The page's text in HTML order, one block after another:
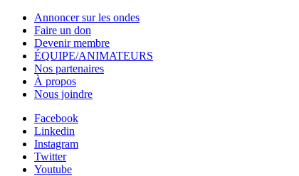
Annoncer sur les ondes
Faire un don
Devenir membre
ÉQUIPE/ANIMATEURS
Nos partenaires
À propos
Nous joindre
Facebook
Linkedin
Instagram
Twitter
Youtube